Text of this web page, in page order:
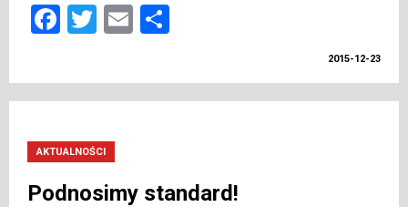
Facebook
Twitter
Email
2015-12-23
AKTUALNOŚCI
Podnosimy standard!